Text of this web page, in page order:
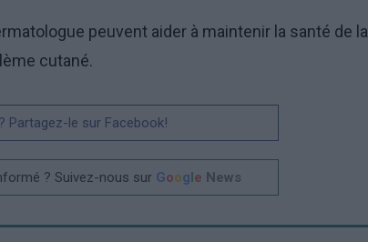
peuvent aider à maintenir la santé de la
cutané.
Partagez-le sur Facebook!
? Suivez-nous sur Google News